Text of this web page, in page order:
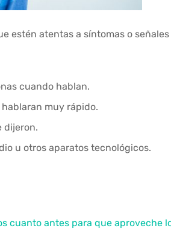
estén atentas a síntomas o
cuando hablan.
muy rápido.
dijeron.
u otros aparatos tecnológicos.
cuanto antes para que aproveche